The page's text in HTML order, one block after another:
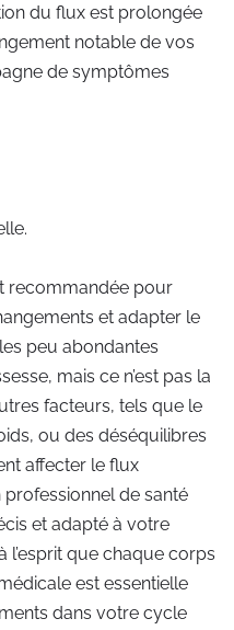
du flux est prolongée
notable de vos
de symptômes
recommandée pour
et adapter le
peu abondantes
mais ce n’est pas la
facteurs, tels que le
ou des déséquilibres
affecter le flux
de santé
et adapté à votre
l’esprit que chaque corps
est essentielle
dans votre cycle